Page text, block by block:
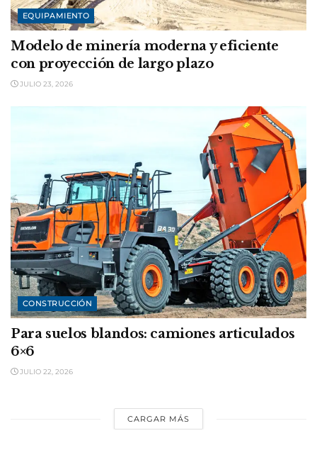
EQUIPAMIENTO
Modelo de minería moderna y eficiente
con proyección de largo plazo
JULIO 23, 2026
CONSTRUCCIÓN
Para suelos blandos: camiones articulados
6×6
JULIO 22, 2026
CARGAR MÁS